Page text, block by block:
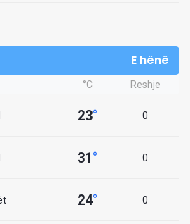
E hënë
°C Reshje
23° 0
31° 0
24° 0